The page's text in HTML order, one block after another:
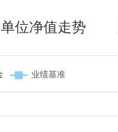
单位净值走势